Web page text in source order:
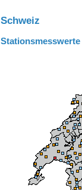
Schweiz